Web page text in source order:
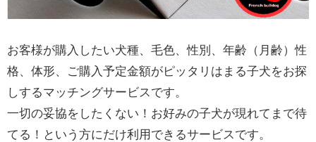
お客様が購入したい犬種、毛色、性別、年齢（月齢）性
格、体形、ご購入予定金額がピッタリはまる子犬をお探
しするマッチングサービスです。
一切の妥協をしたくない！お好みの子犬が現れてまで待
てる！という方にだけ利用できるサービスです。